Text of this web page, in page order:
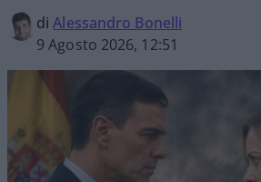
diAlessandro Bonelli
9 Agosto 2026, 12:51